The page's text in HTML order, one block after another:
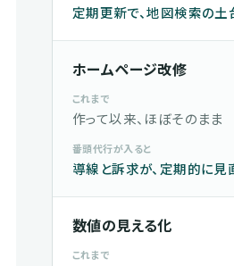
定期更新で、地図検索の土
ホームページ改修
これまで
作って以来、ほぼそのまま
番頭代行が入ると
導線と訴求が、定期的に見
数値の見える化
これまで